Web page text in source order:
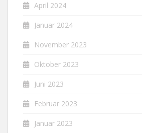
April 2024
Januar 2024
November 2023
Oktober 2023
Juni 2023
Februar 2023
Januar 2023